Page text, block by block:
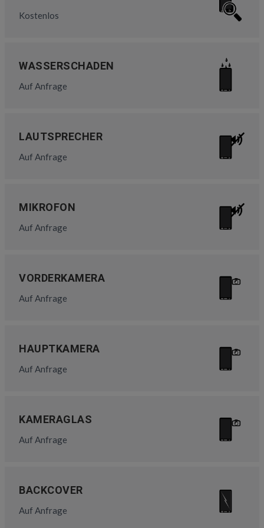
Kostenlos
WASSERSCHADEN
Auf Anfrage
LAUTSPRECHER
Auf Anfrage
MIKROFON
Auf Anfrage
VORDERKAMERA
Auf Anfrage
HAUPTKAMERA
Auf Anfrage
KAMERAGLAS
Auf Anfrage
BACKCOVER
Auf Anfrage